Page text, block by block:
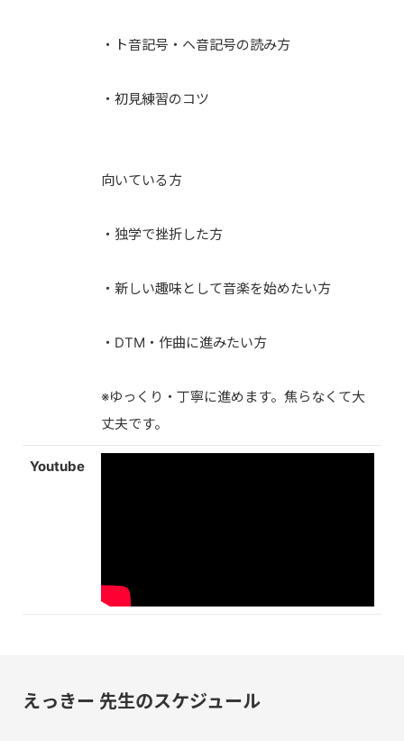
・ト音記号・ヘ音記号の読み方
・初見練習のコツ
向いている方
・独学で挫折した方
・新しい趣味として音楽を始めたい方
・DTM・作曲に進みたい方
※ゆっくり・丁寧に進めます。焦らなくて大
丈夫です。
Youtube
えっきー 先生のスケジュール